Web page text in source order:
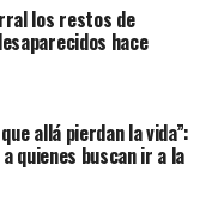
los restos de
hace
allá pierdan la vida”:
quienes buscan ir a la